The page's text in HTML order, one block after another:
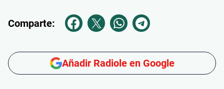
Comparte:
Añadir Radiole en Google